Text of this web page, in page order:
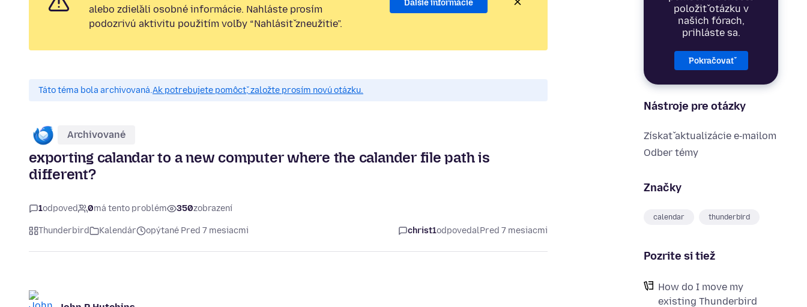
položiť otázku v
našich fórach,
prihláste sa.
Pokračovať
Nástroje pre otázky
Získať aktualizácie e‑mailom
Odber témy
Značky
calendar thunderbird
Pozrite si tiež
How do I move my
existing Thunderbird
alebo zdieľali osobné informácie. Nahláste prosím
podozrivú aktivitu použitím voľby “Nahlásiť zneužitie”.
Ďalšie informácie
Táto téma bola archivovaná.Ak potrebujete pomôcť, založte prosím novú otázku.
Archivované
exporting calandar to a new computer where the calander file path is
different?
1odpoveď 0má tento problém 350zobrazení
Thunderbird Kalendár opýtané Pred 7 mesiacmi christ1odpovedalPred 7 mesiacmi